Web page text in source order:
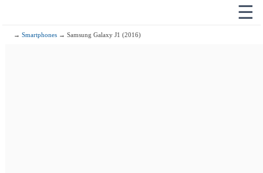
☰
→Smartphones → Samsung Galaxy J1 (2016)